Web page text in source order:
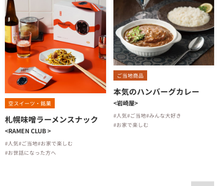
空スイーツ・銘菓
札幌味噌ラーメンスナック
<RAMEN CLUB >
#人気#ご当地#お家で楽しむ
#お世話になった方へ
ご当地商品
本気のハンバーグカレー
<岩崎屋>
#人気#ご当地#みんな大好き
#お家で楽しむ